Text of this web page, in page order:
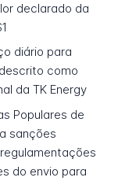
declarado da
diário para
como
da TK Energy
Populares de
sanções
do envio para